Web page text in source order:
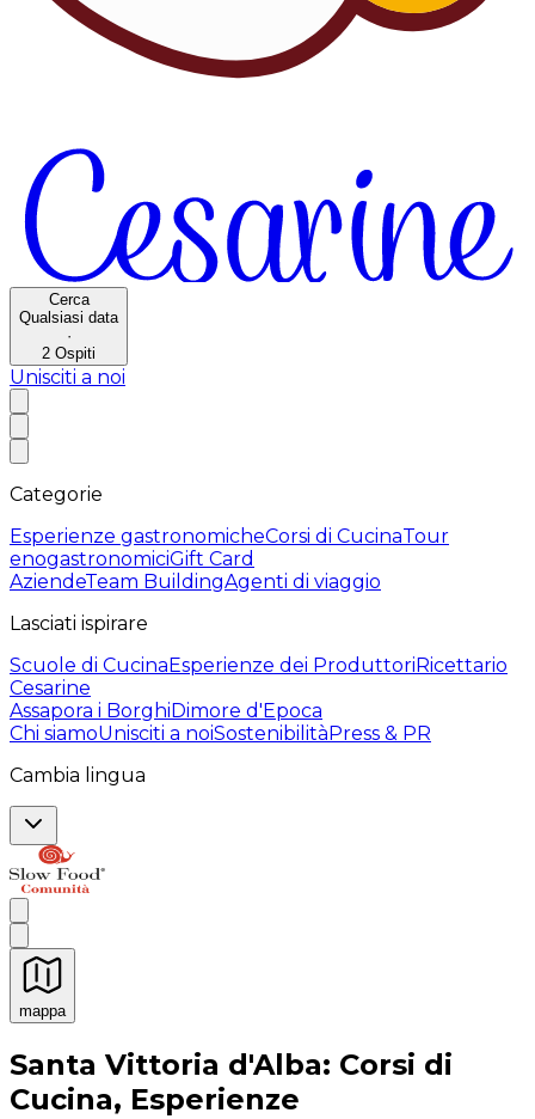
Cerca
Qualsiasi data
·
2 Ospiti
Unisciti a noi
Categorie
Esperienze gastronomicheCorsi di CucinaTour
enogastronomiciGift Card
AziendeTeam BuildingAgenti di viaggio
Lasciati ispirare
Scuole di CucinaEsperienze dei ProduttoriRicettario
Cesarine
Assapora i BorghiDimore d'Epoca
Chi siamoUnisciti a noiSostenibilitàPress & PR
Cambia lingua
mappa
Esperienze culinarie indimenticabili: Esperienze
Santa Vittoria d'Alba: Corsi di
Cucina, Esperienze